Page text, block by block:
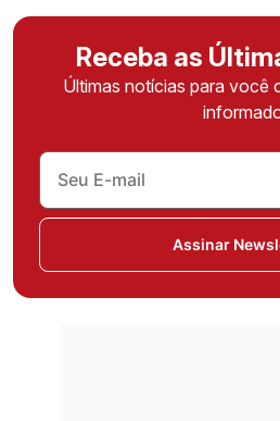
Receba as
Últimas notícias para você
Assinar